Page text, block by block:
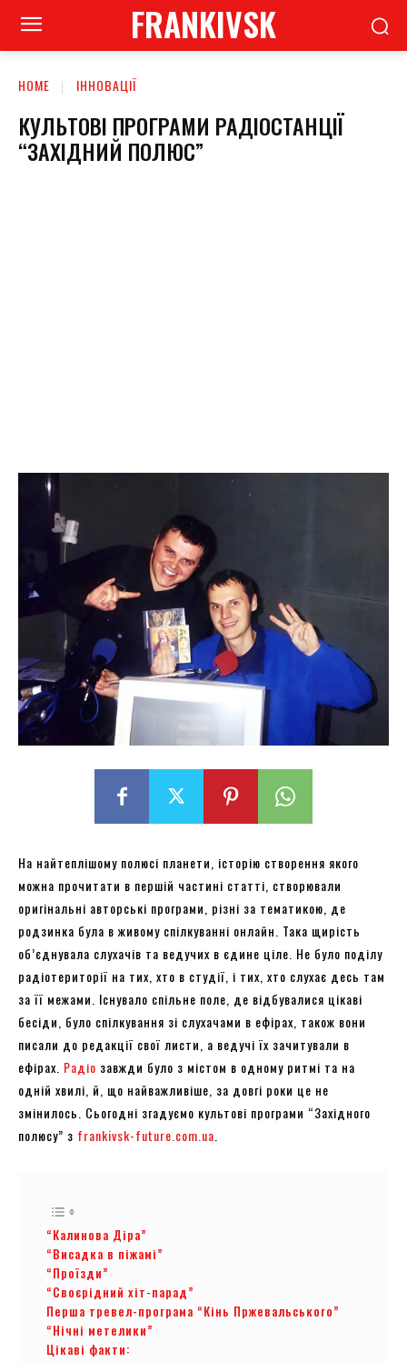
FRANKIVSK
HOME ІННОВАЦІЇ
КУЛЬТОВІ ПРОГРАМИ РАДІОСТАНЦІЇ
“ЗАХІДНИЙ ПОЛЮС”
На найтеплішому полюсі планети, історію створення якого
можна прочитати в першій частині статті, створювали
оригінальні авторські програми, різні за тематикою, де
родзинка була в живому спілкуванні онлайн. Така щирість
об’єднувала слухачів та ведучих в єдине ціле. Не було поділу
радіотериторії на тих, хто в студії, і тих, хто слухає десь там
за її межами. Існувало спільне поле, де відбувалися цікаві
бесіди, було спілкування зі слухачами в ефірах, також вони
писали до редакції свої листи, а ведучі їх зачитували в
ефірах. Радіо завжди було з містом в одному ритмі та на
одній хвилі, й, що найважливіше, за довгі роки це не
змінилось. Сьогодні згадуємо культові програми “Західного
полюсу” з frankivsk-future.com.ua
“Калинова Діра”
“Висадка в піжамі”
“Проїзди”
“Своєрідний хіт-парад”
Перша тревел-програма “Кінь Пржевальського”
“Нічні метелики”
Цікаві факти: